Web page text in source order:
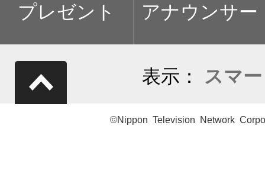
プレゼント アナウンサー
表示： スマ
©Nippon Television Network